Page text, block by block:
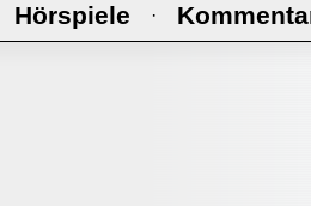
Hörspiele ·